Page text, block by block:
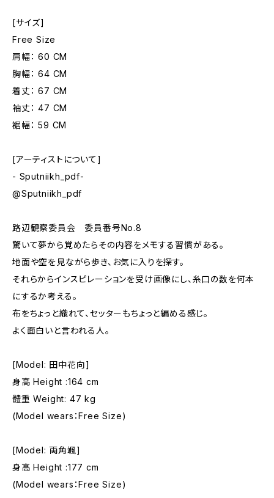
[サイズ]
Free Size
肩幅： 60 CM
胸幅： 64 CM
着丈： 67 CM
袖丈： 47 CM
裾幅： 59 CM
[アーティストについて]
- Sputniikh_pdf-
@Sputniikh_pdf
路辺観察委員会 委員番号No.8
驚いて夢から覚めたらその内容をメモする習慣がある。
地面や空を見ながら歩き、お気に入りを探す。
それらからインスピレーションを受け画像にし、糸口の数を何本
にするか考える。
布をちょっと織れて、セッターもちょっと編める感じ。
よく面白いと言われる人。
[Model: 田中花向]
身高 Height :164 cm
體重 Weight: 47 kg
(Model wears：Free Size)
[Model: 両角颯]
身高 Height :177 cm
(Model wears：Free Size)